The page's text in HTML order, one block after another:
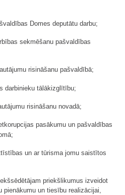
Domes deputātu darbu;
sekmēšanu pašvaldības
risināšanu pašvaldībā;
darbinieku tālākizglītību;
risināšanu novadā;
pasākumu un pašvaldības
un ar tūrisma jomu saistītos
priekšlikumus izveidot
pienākumu un tiesību realizācijai,